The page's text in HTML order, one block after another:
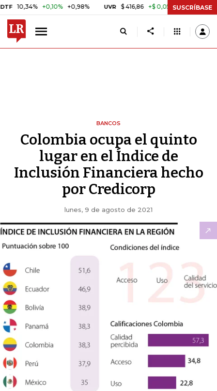
+0,10% +0,98% UVR $ 416,86 +$ 0,05 +0,01% BITCOIN
SUSCRÍBASE
BANCOS
Colombia ocupa el quinto
lugar en el Índice de
Inclusión Financiera hecho
por Credicorp
lunes, 9 de agosto de 2021